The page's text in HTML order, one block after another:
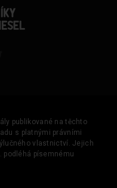
publikované na těchto
s platnými právními
vlastnictví. Jejich
podléhá písemnému